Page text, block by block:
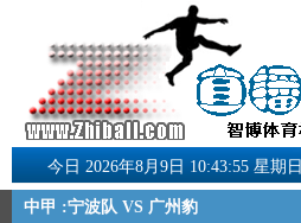
今日 2026年8月9日 10:43:55 星期日
中甲 :宁波队 VS 广州豹